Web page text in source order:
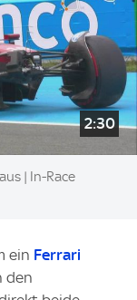
2:30
| In-Race
ein Ferrari
den